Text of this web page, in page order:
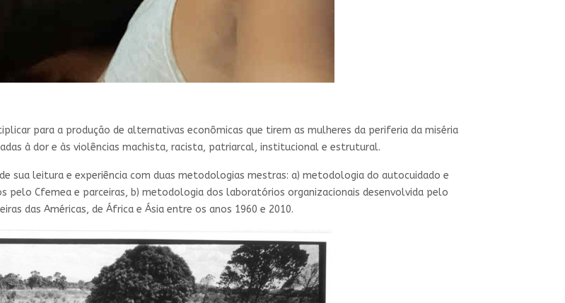
para a produção de alternativas econômicas que tirem as mulheres da periferia da miséria
à dor e às violências machista, racista, patriarcal, institucional e estrutural.
sua leitura e experiência com duas metodologias mestras: a) metodologia do autocuidado e
Cfemea e parceiras, b) metodologia dos laboratórios organizacionais desenvolvida pelo
das Américas, de África e Ásia entre os anos 1960 e 2010.